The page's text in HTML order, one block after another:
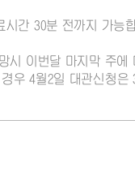
간 30분 전까지 가능
시 이번달 마지막 주에
우 4월2일 대관신청은